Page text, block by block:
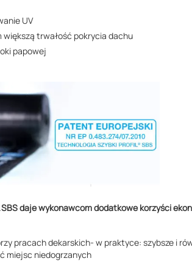
UV
trwałość pokrycia dachu
papowej
SBS daje wykonawcom dodatkowe korzyści
pracach dekarskich- w praktyce: szybsze i
miejsc niedogrzanych